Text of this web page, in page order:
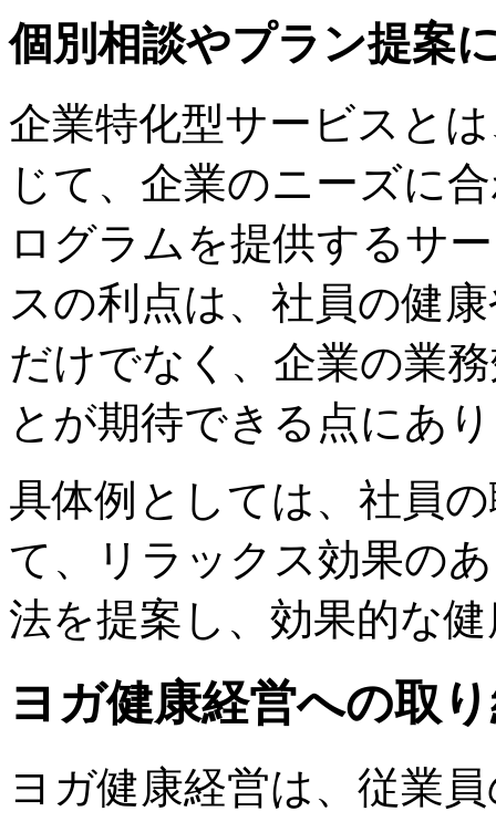
個別相談やプラン提案
企業特化型サービスと
じて、企業のニーズに
ログラムを提供するサ
スの利点は、社員の健
だけでなく、企業の業
とが期待できる点にあ
具体例としては、社員
て、リラックス効果の
法を提案し、効果的な
ヨガ健康経営への取
ヨガ健康経営は、従業